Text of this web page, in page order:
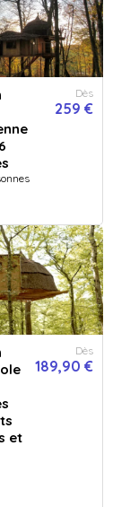
nature dans le
dans les...
jours ouvrés
poste.
Dès
259 €
et
Dès
189,90 €